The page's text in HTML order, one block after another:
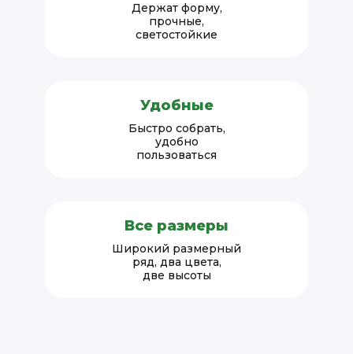
Держат форму,
прочные,
светостойкие
Удобные
Быстро собрать,
удобно
пользоваться
Все размеры
Широкий размерный
ряд, два цвета,
две высоты